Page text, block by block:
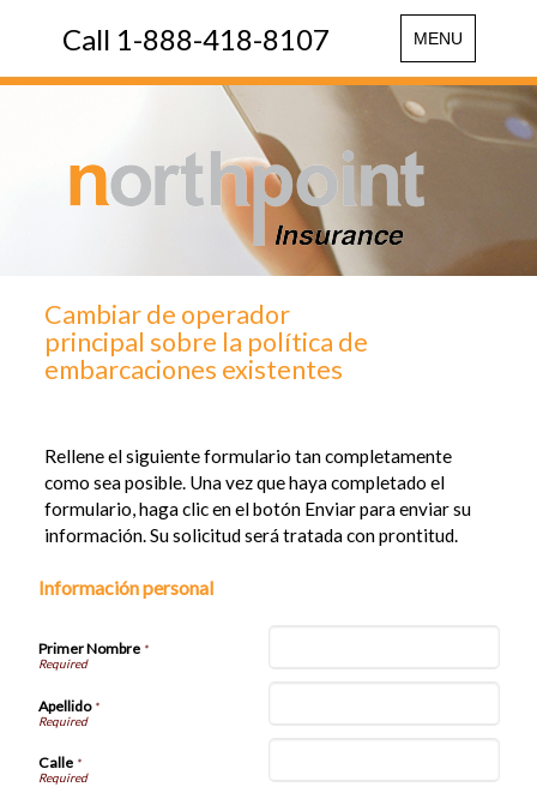
Toggle
navigation
MENU
Call 1-888-418-8107
Cambiar de operador
principal sobre la política de
embarcaciones existentes
Rellene el siguiente formulario tan completamente
como sea posible. Una vez que haya completado el
formulario, haga clic en el botón Enviar para enviar su
información. Su solicitud será tratada con prontitud.
Información personal
Primer Nombre *
Apellido*
Calle*